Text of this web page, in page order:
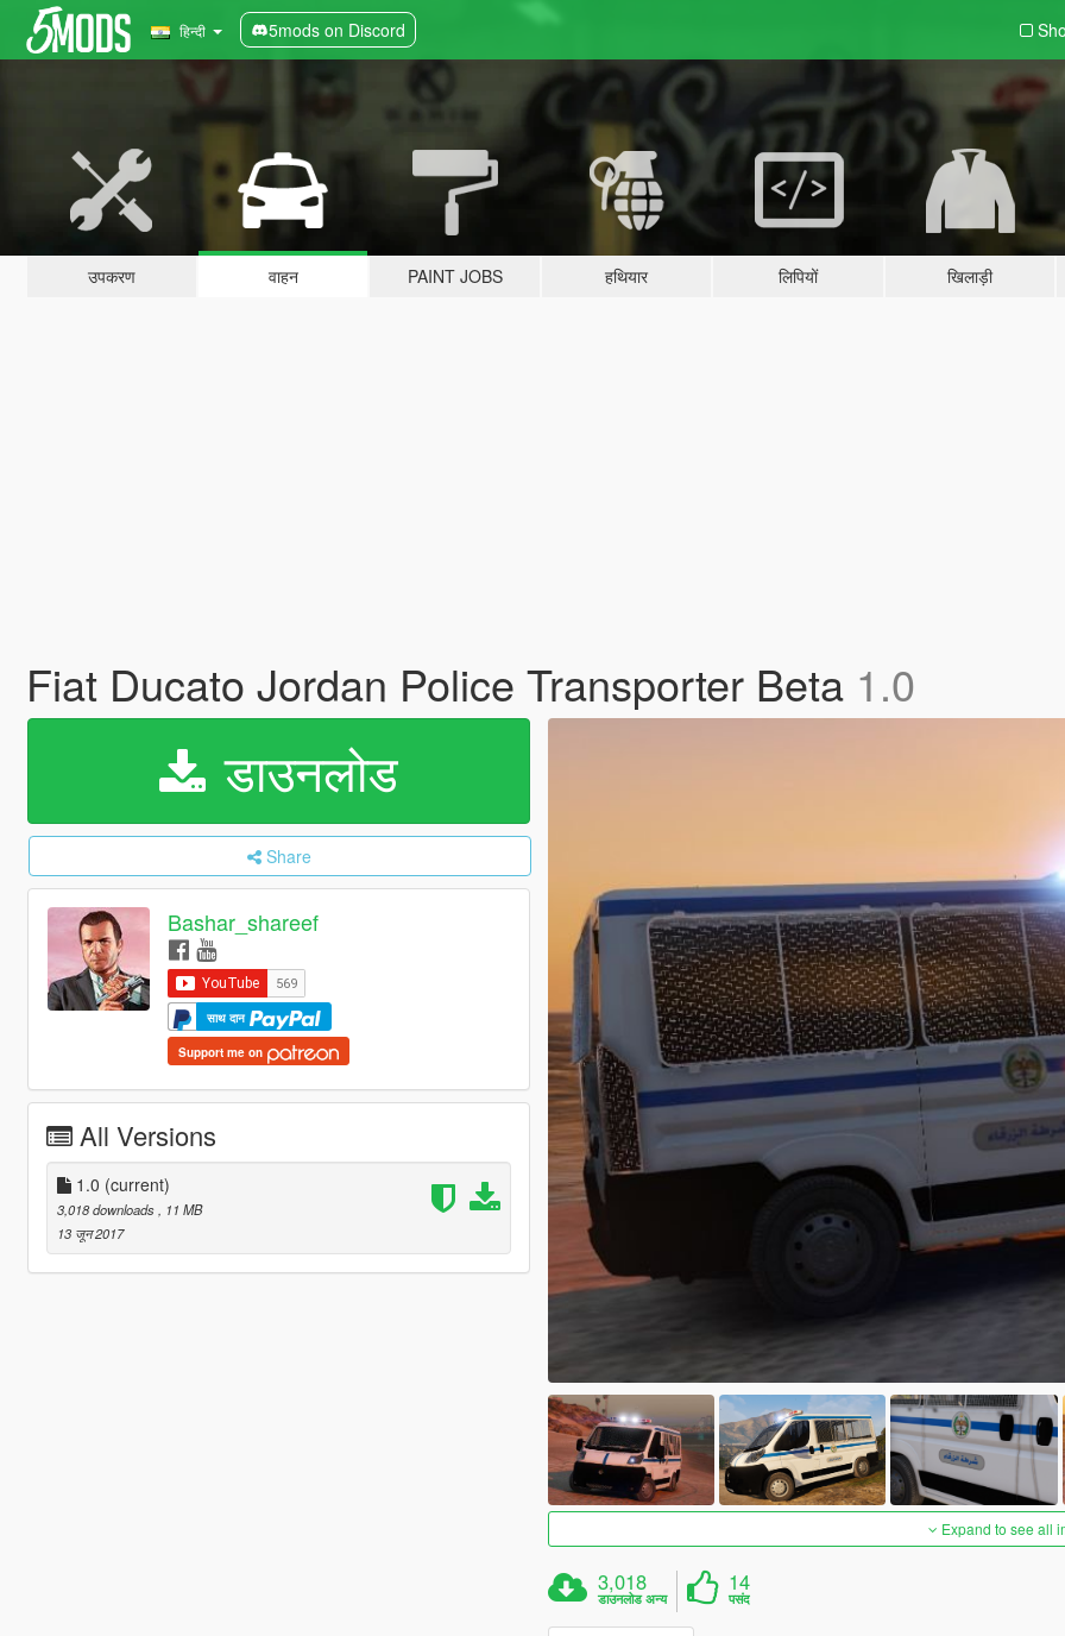
हिन्दी 5mods on Discord
उपकरण वाहन PAINT JOBS हथियार लिपियों खिलाड़ी
Fiat Ducato Jordan Police Transporter Beta 1.0
डाउनलोड
Share
Bashar_shareef
साथ दान
Support me on
All Versions
1.0 (current)
3,018 downloads, 11 MB
13 जून 2017
Expand to see all
3,018
डाउनलोड अन्य
14
पसंद